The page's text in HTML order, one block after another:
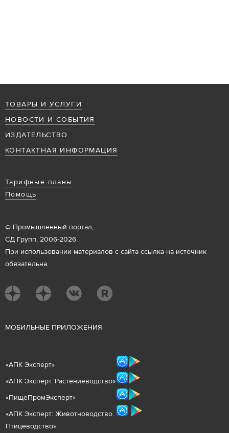
ТОВАРЫ И УСЛУГИ
НОВОСТИ И СОБЫТИЯ
ИЗДАТЕЛЬСТВО
КОНТАКТНАЯ ИНФОРМАЦИЯ
Тарифные планы
Помощь
© Промышленный портал,
СД Групп, 2006-2026.
При использовании материалов с сайта ссылка на источник
обязательна.
МОБИЛЬНЫЕ ПРИЛОЖЕНИЯ
«АПК Эксперт»
«АПК Эксперт. Растениеводство»
«ПищеПромЭксперт»
«АПК Эксперт: Животноводство.
Птицеводство»